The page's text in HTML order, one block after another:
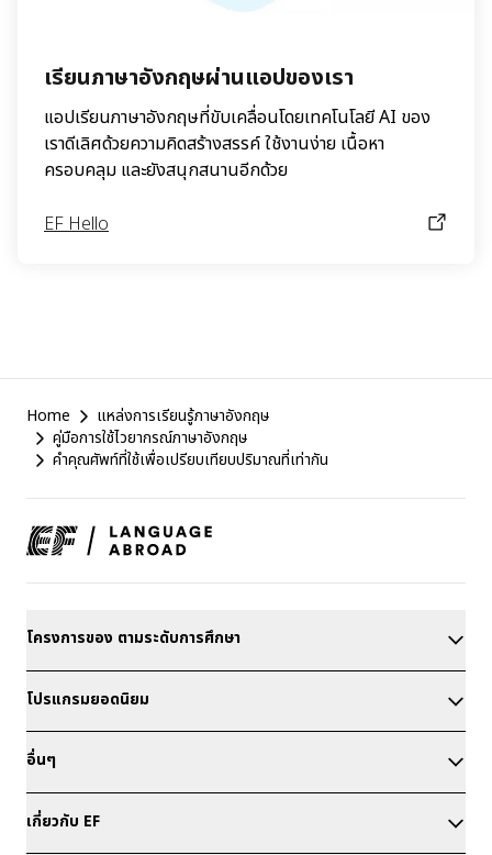
เรียนภาษาอังกฤษผ่านแอปของเรา
แอปเรียนภาษาอังกฤษที่ขับเคลื่อนโดยเทคโนโลยี AI ของ
เราดีเลิศด้วยความคิดสร้างสรรค์ ใช้งานง่าย เนื้อหา
ครอบคลุม และยังสนุกสนานอีกด้วย
EF Hello
Footer
Home
แหล่งการเรียนรู้ภาษาอังกฤษ
คู่มือการใช้ไวยากรณ์ภาษาอังกฤษ
คำคุณศัพท์ที่ใช้เพื่อเปรียบเทียบปริมาณที่เท่ากัน
โครงการของ ตามระดับการศึกษา
โปรแกรมยอดนิยม
อื่นๆ
เกี่ยวกับ EF